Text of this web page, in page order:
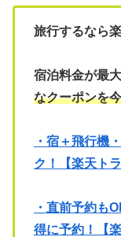
旅行するなら
宿泊料金が最
なクーポンを
・宿＋飛行機
ク！【楽天トラ
・直前予約も
得に予約！【